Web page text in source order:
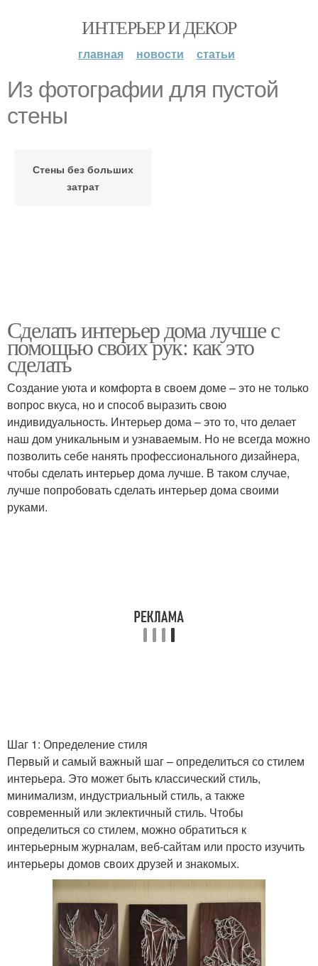
ИНТЕРЬЕР И ДЕКОР
главная новости статьи
Из фотографии для пустой
стены
Стены без больших
затрат
Сделать интерьер дома лучше с
помощью своих рук: как это
сделать
Создание уюта и комфорта в своем доме – это не только
вопрос вкуса, но и способ выразить свою
индивидуальность. Интерьер дома – это то, что делает
наш дом уникальным и узнаваемым. Но не всегда можно
позволить себе нанять профессионального дизайнера,
чтобы сделать интерьер дома лучше. В таком случае,
лучше попробовать сделать интерьер дома своими
руками.
Шаг 1: Определение стиля
Первый и самый важный шаг – определиться со стилем
интерьера. Это может быть классический стиль,
минимализм, индустриальный стиль, а также
современный или эклектичный стиль. Чтобы
определиться со стилем, можно обратиться к
интерьерным журналам, веб-сайтам или просто изучить
интерьеры домов своих друзей и знакомых.